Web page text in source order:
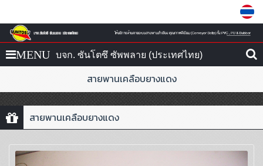
MENU บจก. ซันโตซึ ซัพพลาย (ประเทศไทย)
สายพานเคลือบยางแดง
สายพานเคลือบยางแดง